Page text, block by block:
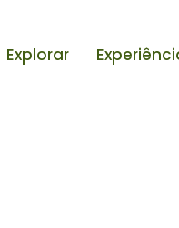
Explorar